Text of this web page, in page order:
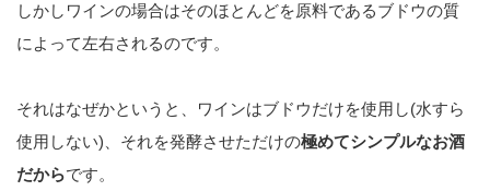
しかしワインの場合はそのほとんどを原料であるブドウの質
によって左右されるのです。
それはなぜかというと、ワインはブドウだけを使用し(水すら
使用しない)、それを発酵させただけの極めてシンプルなお酒
だからです。